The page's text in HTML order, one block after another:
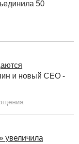
50
и новый CEO -
увеличила